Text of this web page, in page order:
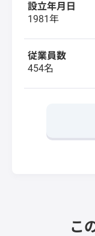
設立年月日
1981年
従業員数
454名
こ